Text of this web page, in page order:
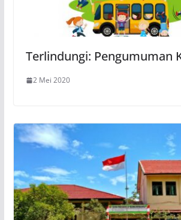
Terlindungi: Pengumuman
2 Mei 2020